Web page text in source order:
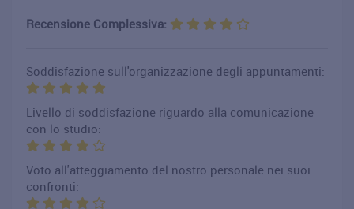
Recensione Complessiva:
Soddisfazione sull'organizzazione degli appuntamenti:
Livello di soddisfazione riguardo alla comunicazione
con lo studio:
Voto all'atteggiamento del nostro personale nei suoi
confronti: